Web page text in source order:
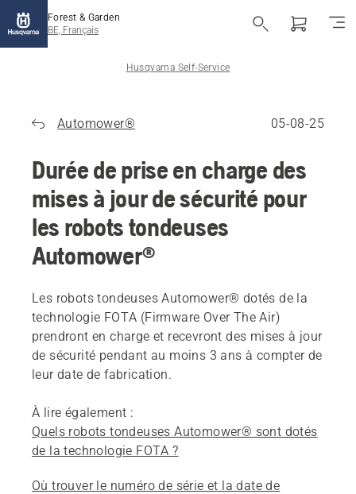
Forest & Garden
BE, Français
Husqvarna Self-Service
Automower® 05-08-25
Durée de prise en charge des
mises à jour de sécurité pour
les robots tondeuses
Automower®
Les robots tondeuses Automower® dotés de la
technologie FOTA (Firmware Over The Air)
prendront en charge et recevront des mises à jour
de sécurité pendant au moins 3 ans à compter de
leur date de fabrication.
À lire également :
Quels robots tondeuses Automower® sont dotés
de la technologie FOTA ?
Où trouver le numéro de série et la date de